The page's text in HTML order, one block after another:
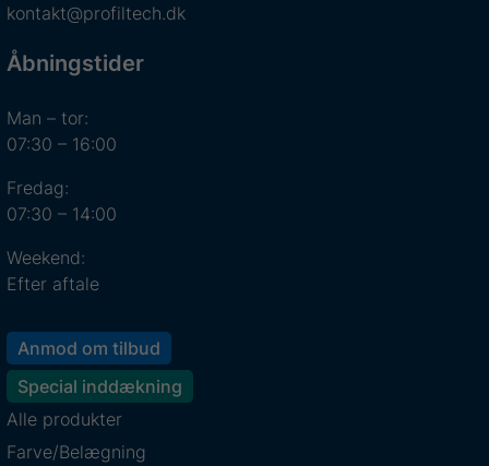
kontakt@profiltech.dk
Åbningstider
Man – tor:
07:30 – 16:00
Fredag:
07:30 – 14:00
Weekend:
Efter aftale
Anmod om tilbud
Special inddækning
Alle produkter
Farve/Belægning